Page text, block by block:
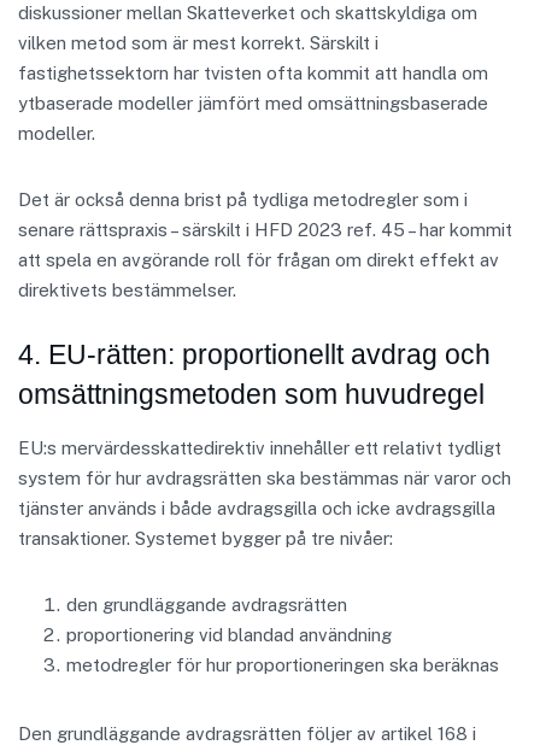
diskussioner mellan Skatteverket och skattskyldiga om
vilken metod som är mest korrekt. Särskilt i
fastighetssektorn har tvisten ofta kommit att handla om
ytbaserade modeller jämfört med omsättningsbaserade
modeller.
Det är också denna brist på tydliga metodregler som i
senare rättspraxis – särskilt i HFD 2023 ref. 45 – har kommit
att spela en avgörande roll för frågan om direkt effekt av
direktivets bestämmelser.
4. EU-rätten: proportionellt avdrag och
omsättningsmetoden som huvudregel
EU:s mervärdesskattedirektiv innehåller ett relativt tydligt
system för hur avdragsrätten ska bestämmas när varor och
tjänster används i både avdragsgilla och icke avdragsgilla
transaktioner. Systemet bygger på tre nivåer:
den grundläggande avdragsrätten
proportionering vid blandad användning
metodregler för hur proportioneringen ska beräknas
Den grundläggande avdragsrätten följer av artikel 168 i